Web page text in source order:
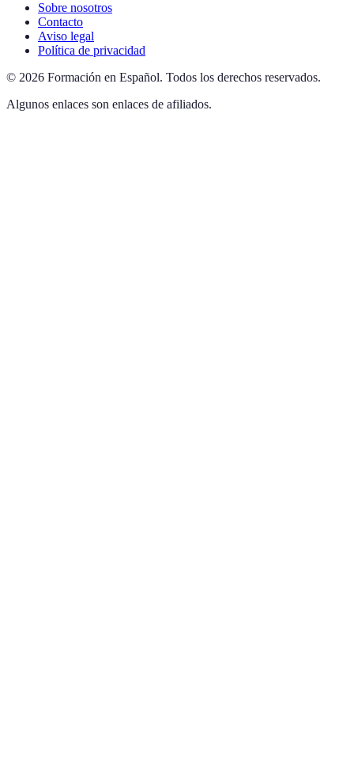
Sobre nosotros
Contacto
Aviso legal
Política de privacidad
© 2026 Formación en Español. Todos los derechos reservados.
Algunos enlaces son enlaces de afiliados.